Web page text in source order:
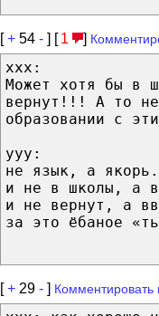
[+ 54 - ] [ 1 ]
xxx:
Может хотя бы в
вернут!!! А то не
образовании с
yyy:
не язык, а якорь.
и не в школы, а
и не вернут, а
за это ёбаное
[+ 29 - ]